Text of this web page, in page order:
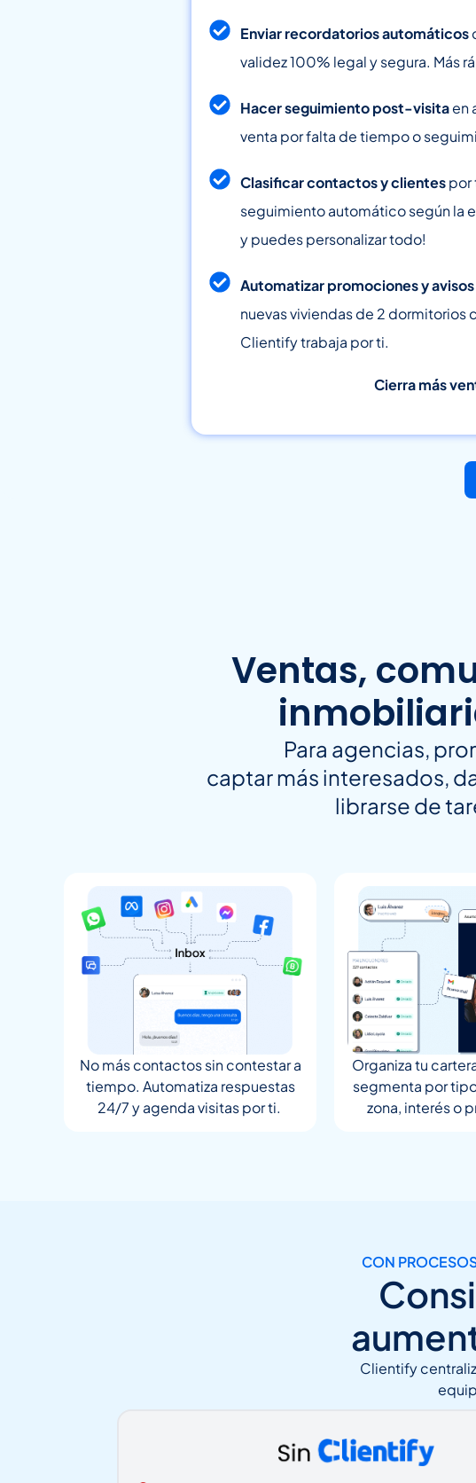
Enviar recordatorios automáticos
validez 100% legal y segura. Más
Hacer seguimiento post-visitaen
venta por falta de tiempo o
Clasificar contactos y clientespor
seguimiento automático según la
y puedes personalizar todo!
Automatizar promociones y avisos
nuevas viviendas de 2 dormitorios
Clientify trabaja por ti.
Cierra más
Ventas,
Para agencias,
captar más interesados,
librarse de
No más contactos sin contestar a
tiempo. Automatiza respuestas
24/7 y agenda visitas por ti.
Organiza tu
segmenta por
zona, interés o
CON
Clientify